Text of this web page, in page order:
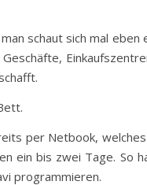
schaut sich mal eben
per Netbook,
ein bis zwei Tage. So
programmieren.